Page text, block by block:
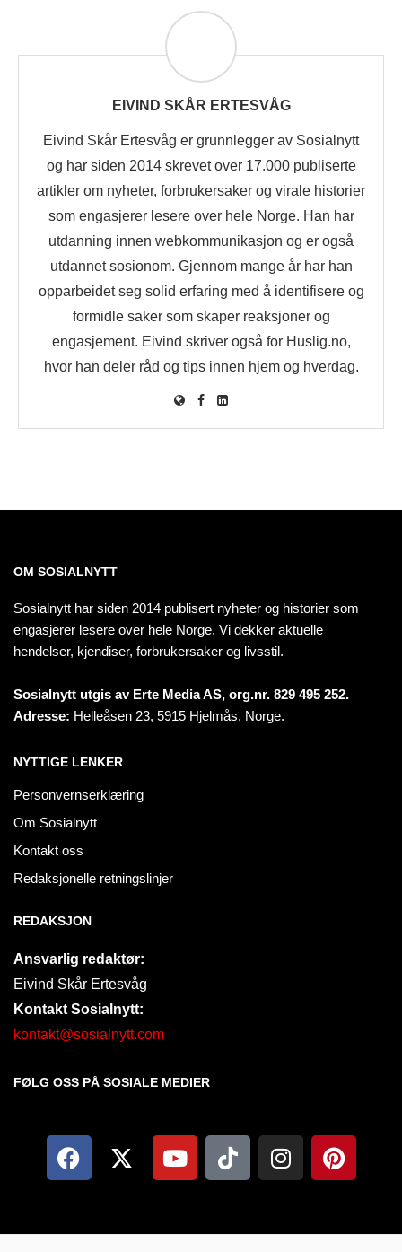
EIVIND SKÅR ERTESVÅG
Eivind Skår Ertesvåg er grunnlegger av Sosialnytt
og har siden 2014 skrevet over 17.000 publiserte
artikler om nyheter, forbrukersaker og virale historier
som engasjerer lesere over hele Norge. Han har
utdanning innen webkommunikasjon og er også
utdannet sosionom. Gjennom mange år har han
opparbeidet seg solid erfaring med å identifisere og
formidle saker som skaper reaksjoner og
engasjement. Eivind skriver også for Huslig.no,
hvor han deler råd og tips innen hjem og hverdag.
OM SOSIALNYTT
Sosialnytt har siden 2014 publisert nyheter og historier som
engasjerer lesere over hele Norge. Vi dekker aktuelle
hendelser, kjendiser, forbrukersaker og livsstil.
Sosialnytt utgis av Erte Media AS, org.nr. 829 495 252.
Adresse: Helleåsen 23, 5915 Hjelmås, Norge.
NYTTIGE LENKER
Personvernserklæring
Om Sosialnytt
Kontakt oss
Redaksjonelle retningslinjer
REDAKSJON
Ansvarlig redaktør:
Eivind Skår Ertesvåg
Kontakt Sosialnytt:
kontakt@sosialnytt.com
FØLG OSS PÅ SOSIALE MEDIER​